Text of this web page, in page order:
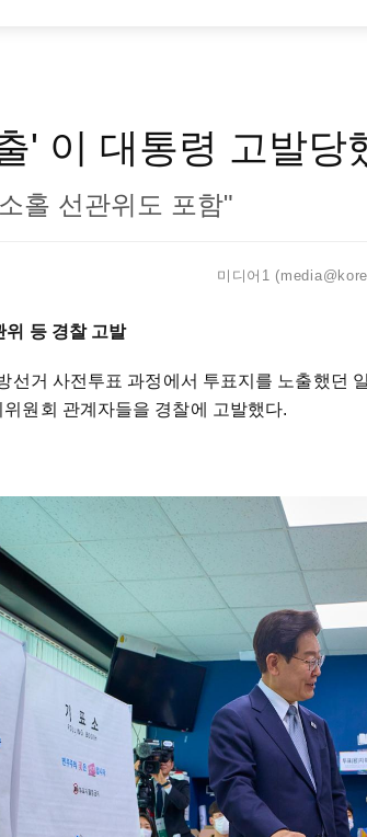
' 이 대통령 고발당
홀 선관위도 포함"
미디어1
위 등 경찰 고발
선거 사전투표 과정에서 투표지를 노출했던
원회 관계자들을 경찰에 고발했다.